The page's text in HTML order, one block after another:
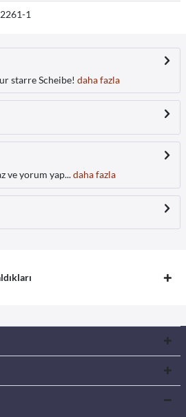
1
starre Scheibe! daha fazla
ve yorum yap...daha fazla